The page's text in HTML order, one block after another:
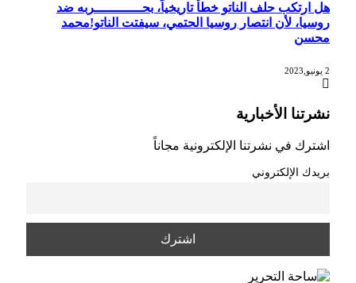
هل ارتكب حلف الناتو خطأً تاريخياً، بحــــــــــــربه ضد
روسيا، لأن انتصار روسيا الحتمي، سيفتت الناتو!محمد
محسن
نشرتنا الأخبارية
اشترك في نشرتنا الإلكترونية مجاناً
بريدك الإلكتروني